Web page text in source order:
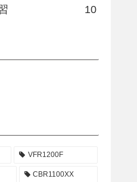
10
VFR1200F
CBR1100XX